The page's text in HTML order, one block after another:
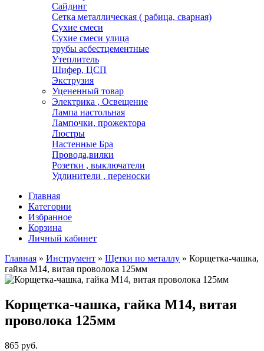
Сайдинг
Сетка металлическая ( рабица, сварная)
Сухие смеси
Сухие смеси улица
трубы асбестцементные
Утеплитель
Шифер, ЦСП
Экструзия
Уцененный товар
Электрика , Освещение
Лампа настольная
Лампочки, прожектора
Люстры
Настенные Бра
Провода,вилки
Розетки , выключатели
Удлинители , переноски
Главная
Категории
Избранное
Корзина
Личный кабинет
Главная » Инструмент » Щетки по металлу » Корщетка-чашка,
гайка М14, витая проволока 125мм
Корщетка-чашка, гайка М14, витая
проволока 125мм
865 руб.